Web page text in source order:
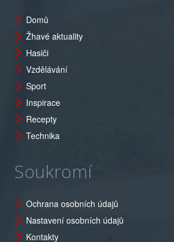
Domů
Žhavé aktuality
Hasiči
Vzdělávání
Sport
Inspirace
Recepty
Technika
Soukromí
Ochrana osobních údajů
Nastavení osobních údajů
Kontakty